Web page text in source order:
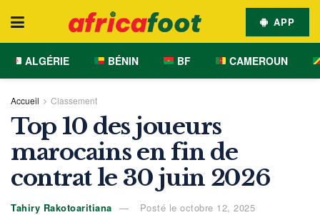
APP
ALGÉRIE BÉNIN BF CAMEROUN
Accueil Classement
Top 10 des joueurs
marocains en fin de
contrat le 30 juin 2026
Tahiry Rakotoaritiana Posté le octobre 12, 2025